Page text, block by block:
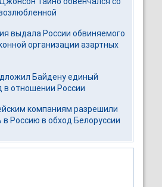
выдала России обвиняемого
организации азартных
Байдену единый
в отношении России
компаниям разрешили
в Россию в обход Белоруссии